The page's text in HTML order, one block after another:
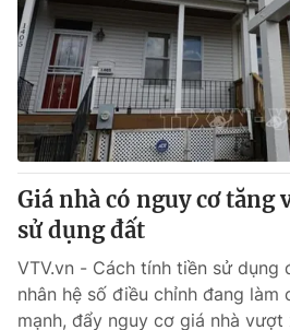
® Cấm sao chép dưới mọi hình thức
thuận bằng văn bản. Ghi rõ nguồn
thông tin từ website này.
Giá nhà có nguy cơ tăng
sử dụng đất
VTV.vn - Cách tính tiền sử dụng
nhân hệ số điều chỉnh đang làm
mạnh, đẩy nguy cơ giá nhà vượt